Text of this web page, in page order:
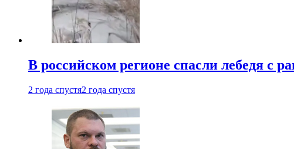
В российском регионе спасли лебедя с
2 года спустя2 года спустя